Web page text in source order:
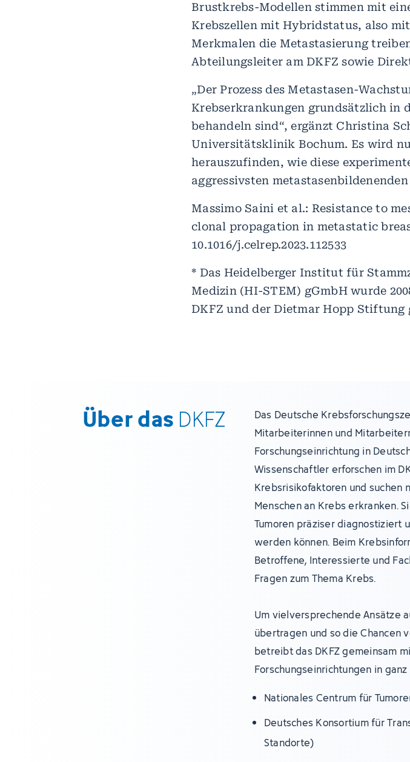
Brustkrebs-Modellen stimmen mit
Krebszellen mit Hybridstatus, also
Merkmalen die Metastasierung
Abteilungsleiter am DKFZ sowie
„Der Prozess des Metastasen-
Krebserkrankungen grundsätzlich in
behandeln sind“, ergänzt Christina
Universitätsklinik Bochum. Es wird
herauszufinden, wie diese
aggressivsten
Massimo Saini et al.: Resistance to
clonal propagation in metastatic
10.1016/j.celrep.2023.112533
* Das Heidelberger Institut für
Medizin (HI-STEM) gGmbH wurde
DKFZ und der Dietmar Hopp Stiftung
Über das DKFZ
Das Deutsche
Mitarbeiterinnen und
Forschungseinrichtung in
Wissenschaftler erforschen im
Krebsrisikofaktoren und suchen
Menschen an Krebs erkranken.
Tumoren präziser
werden können. Beim
Betroffene, Interessierte und
Fragen zum Thema Krebs.
Um vielversprechende Ansätze
übertragen und so die Chancen
betreibt das DKFZ gemeinsam
Forschungseinrichtungen in
Nationales Centrum für
Deutsches Konsortium für
Standorte)